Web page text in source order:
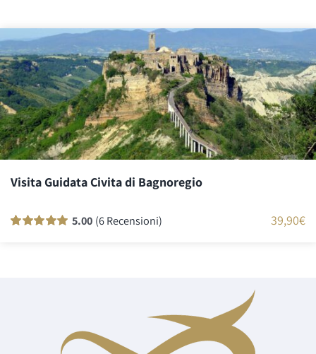
Visita Guidata Civita di Bagnoregio
5.00 (6 Recensioni) 39,90€